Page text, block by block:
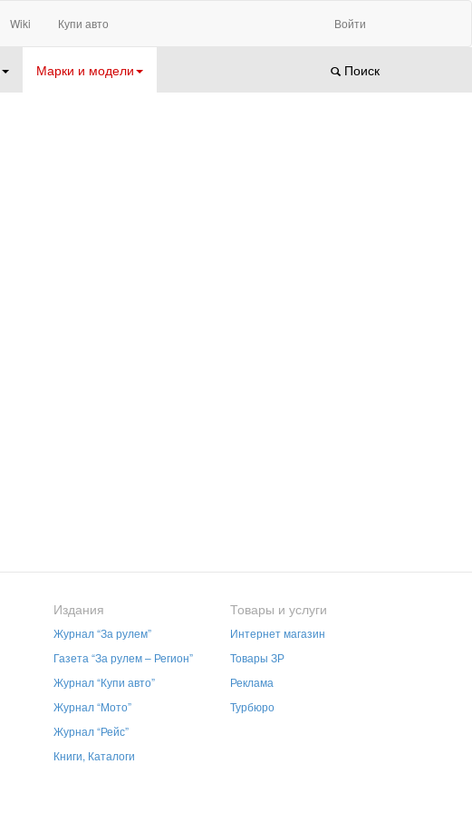
Wiki Купи авто Войти
Марки и модели Поиск
Издания
Журнал “За рулем”
Газета “За рулем – Регион”
Журнал “Купи авто”
Журнал “Мото”
Журнал “Рейс”
Книги, Каталоги
Товары и услуги
Интернет магазин
Товары ЗР
Реклама
Турбюро